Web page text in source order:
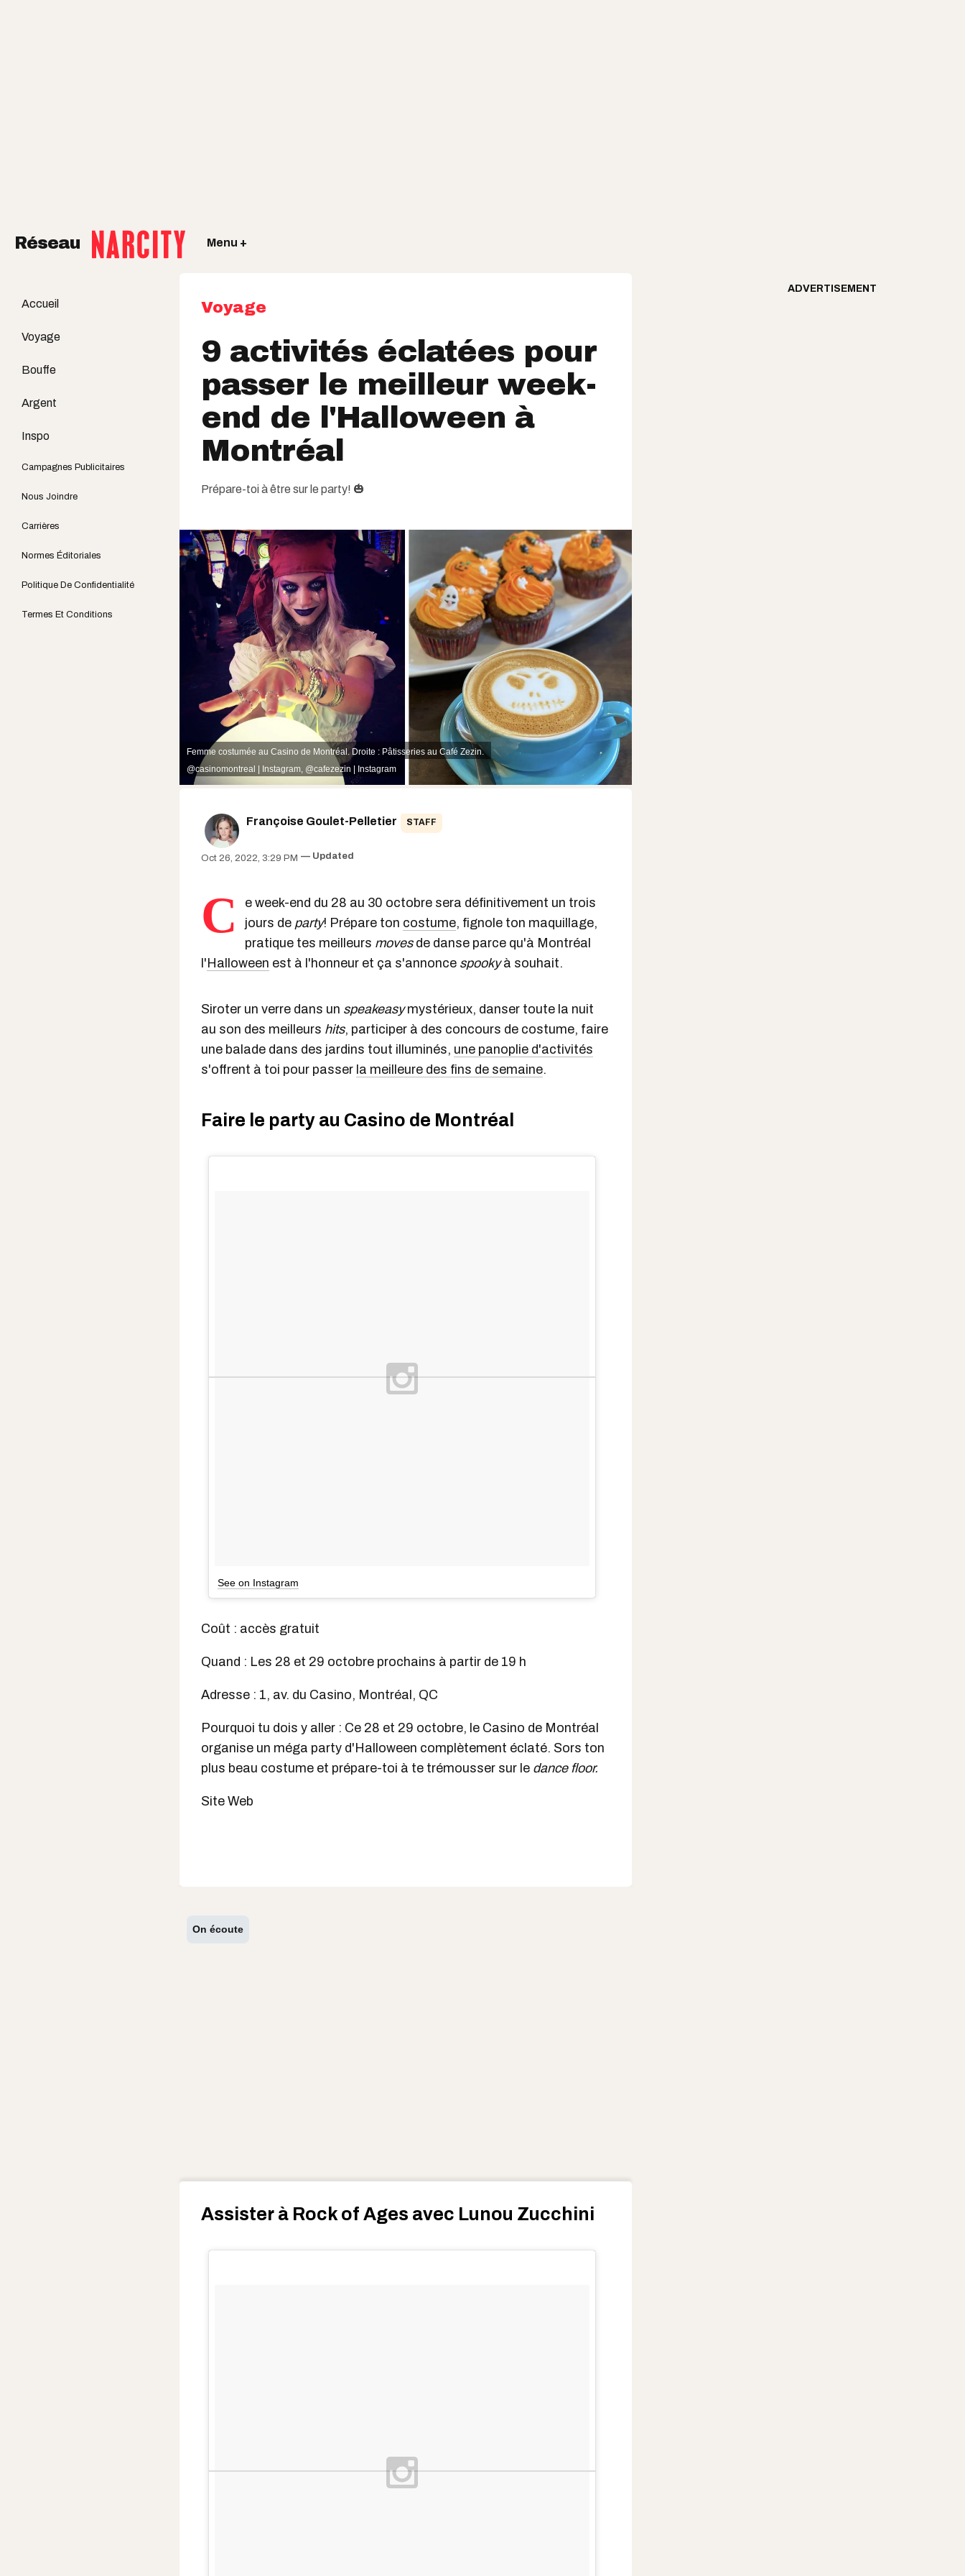
Réseau Menu +
Accueil
Voyage
Bouffe
Argent
Inspo
Campagnes Publicitaires
Nous Joindre
Carrières
Normes Éditoriales
Politique De Confidentialité
Termes Et Conditions
Voyage
9 activités éclatées pour
passer le meilleur week-
end de l'Halloween à
Montréal
Prépare-toi à être sur le party! 🎃
Femme costumée au Casino de Montréal. Droite : Pâtisseries au Café Zezin.
@casinomontreal | Instagram @cafezezin | Instagram
Françoise Goulet-Pelletier STAFF
Oct 26, 2022, 3:29 PM Updated
C
e week-end du 28 au 30 octobre sera définitivement un trois
jours de party! Prépare ton costume, fignole ton maquillage,
pratique tes meilleurs movesde danse parce qu'à Montréal
l' Halloween est à l'honneur et ça s'annonce spookyà souhait.
Siroter un verre dans un speakeasymystérieux, danser toute la nuit
au son des meilleurs hits, participer à des concours de costume, faire
une balade dans des jardins tout illuminés, une panoplie d'activités
s'offrent à toi pour passer la meilleure des fins de semaine.
Faire le party au Casino de Montréal
See on Instagram
Coût : accès gratuit
Quand : Les 28 et 29 octobre prochains à partir de 19 h
Adresse : 1, av. du Casino, Montréal, QC
Pourquoi tu dois y aller : Ce 28 et 29 octobre, le Casino de Montréal
organise un méga party d'Halloween complètement éclaté. Sors ton
plus beau costume et prépare-toi à te trémousser sur le dance floor.
Site Web
On écoute
Assister à Rock of Ages avec Lunou Zucchini
ADVERTISEMENT